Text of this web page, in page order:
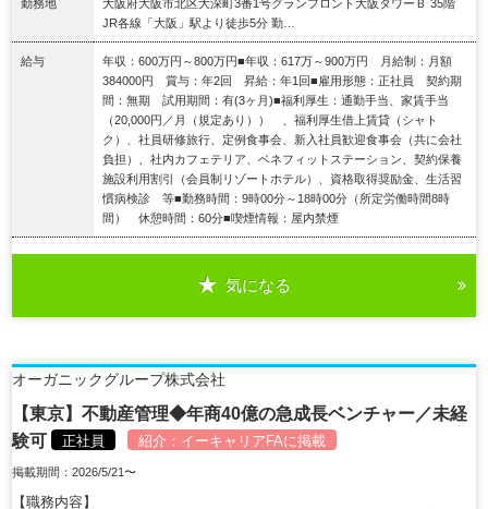
勤務地
大阪府大阪市北区大深町3番1号グランフロント大阪タワーＢ 35階
JR各線「大阪」駅より徒歩5分 勤…
給与
年収：600万円～800万円■年収：617万～900万円 月給制：月額
384000円 賞与：年2回 昇給：年1回■雇用形態：正社員 契約期
間：無期 試用期間：有(3ヶ月)■福利厚生：通勤手当、家賃手当
（20,000円／月（規定あり）） 、福利厚生借上賃貸（シャト
ク）、社員研修旅行、定例食事会、新入社員歓迎食事会（共に会社
負担）、社内カフェテリア、ベネフィットステーション、契約保養
施設利用割引（会員制リゾートホテル）、資格取得奨励金、生活習
慣病検診 等■勤務時間：9時00分～18時00分（所定労働時間8時
間） 休憩時間：60分■喫煙情報：屋内禁煙
気になる
オーガニックグループ株式会社
【東京】不動産管理◆年商40億の急成長ベンチャー／未経
験可
正社員 紹介： イーキャリアFAに掲載
掲載期間：2026/5/21〜
【職務内容】